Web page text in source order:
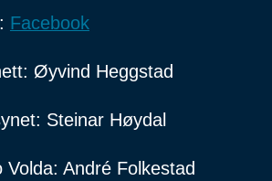
Facebook
Øyvind Heggstad
Steinar Høydal
André Folkestad